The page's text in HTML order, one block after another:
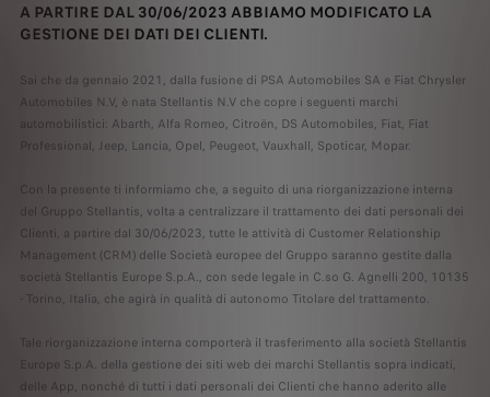
A PARTIRE DAL 30/06/2023 ABBIAMO MODIFICATO LA
GESTIONE DEI DATI DEI CLIENTI.
Sai che da gennaio 2021, dalla fusione di PSA Automobiles SA e Fiat Chrysler
Automobiles N.V, è nata Stellantis N.V che copre i seguenti marchi
automobilistici: Abarth, Alfa Romeo, Citroën, DS Automobiles, Fiat, Fiat
Professional, Jeep, Lancia, Opel, Peugeot, Vauxhall, Spoticar, Mopar.
Con la presente ti informiamo che, a seguito di una riorganizzazione interna
del Gruppo Stellantis, volta a centralizzare il trattamento dei dati personali dei
Clienti, a partire dal 30/06/2023, tutte le attività di Customer Relationship
Management (CRM) delle Società europee del Gruppo saranno gestite dalla
società Stellantis Europe S.p.A., con sede legale in C.so G. Agnelli 200, 10135
- Torino, Italia, che agirà in qualità di autonomo Titolare del trattamento.
Tale riorganizzazione interna comporterà il trasferimento alla società Stellantis
Europe S.p.A. della gestione dei siti web dei marchi Stellantis sopra indicati,
delle App, nonché di tutti i dati personali dei Clienti che hanno aderito alle